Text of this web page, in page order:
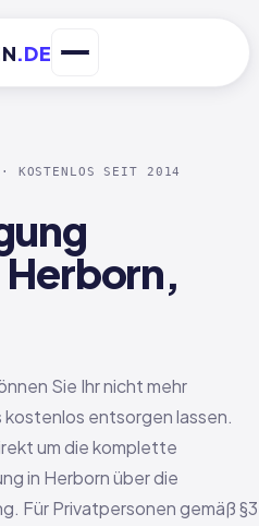
.DE
KOSTENLOS SEIT 2014
Sie Ihr nicht mehr
entsorgen lassen.
um die komplette
in Herborn über die
Für Privatpersonen gemäß §3